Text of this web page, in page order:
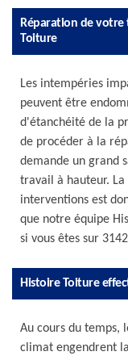
Réparation de votre
Toiture
Les intempéries
peuvent être
d'étanchéité de la
de procéder à la
demande un grand
travail à hauteur.
interventions est
que notre équipe
si vous êtes sur
Histoire Toiture
Au cours du temps,
climat engendrent